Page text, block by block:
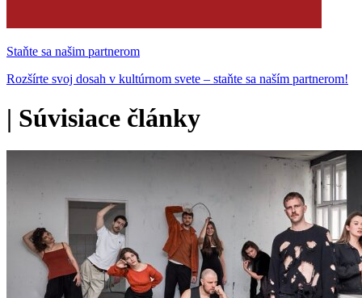
Staňte sa našim partnerom
Rozšírte svoj dosah v kultúrnom svete – staňte sa naším partnerom!
| Súvisiace články